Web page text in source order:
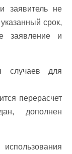
заявитель не
срок,
заявление и
случаев для
перерасчет
дополнен